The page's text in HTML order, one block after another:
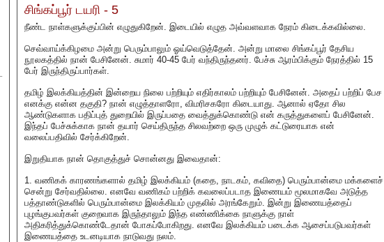
சிங்கப்பூர் டயரி - 5
நீண்ட நாள்களுக்குப்பின் எழுதுகிறேன். இடையில் எழுத அவ்வளவாக நேரம் கிடைக்கவில்லை.
செவ்வாய்க்கிழமை அன்று பெரும்பாலும் ஓய்வெடுத்தேன். அன்று மாலை சிங்கப்பூர் தேசிய
நூலகத்தில் நான் பேசினேன். சுமார் 40-45 பேர் வந்திருந்தனர். பேச்சு ஆரம்பிக்கும் நேரத்தில் 15
பேர் இருந்திருப்பார்கள்.
தமிழ் இலக்கியத்தின் இன்றைய நிலை பற்றியும் எதிர்காலம் பற்றியும் பேசினேன். அதைப் பற்றிப் பேச
எனக்கு என்ன தகுதி? நான் எழுத்தாளரோ, விமரிசகரோ கிடையாது. ஆனால் ஏதோ சில
ஆண்டுகளாக பதிப்புத் துறையில் இருப்பதை வைத்துக்கொண்டு என் கருத்துகளைப் பேசினேன்.
இந்தப் பேச்சுக்காக நான் தயார் செய்திருந்த சிலவற்றை ஒரு முழுக் கட்டுரையாக என்
வலைப்பதிவில் சேர்க்கிறேன்.
இறுதியாக நான் தொகுத்துச் சொன்னது இவைதான்:
1. வணிகக் காரணங்களால் தமிழ் இலக்கியம் (கதை, நாடகம், கவிதை) பெரும்பான்மை மக்களைச்
சென்று சேர்வதில்லை. எனவே வணிகம் பற்றிக் கவலைப்படாத இணையம் மூலமாகவே அடுத்த
பத்தாண்டுகளில் பெரும்பான்மை இலக்கியம் முதலில் அரங்கேறும். இன்று இணையத்தைப்
புழங்குபவர்கள் குறைவாக இருந்தாலும் இந்த எண்ணிக்கை நாளுக்கு நாள்
அதிகரித்துக்கொண்டேதான் போகப்போகிறது. எனவே இலக்கியம் படைக்க ஆசைப்படுபவர்கள்
இணையத்தை உடனடியாக நாடுவது நலம்.